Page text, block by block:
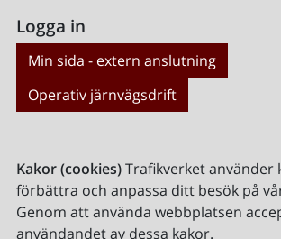
Logga in
Min sida - extern anslutning
Operativ järnvägsdrift
Kakor (cookies)Trafikverket använder
förbättra och anpassa ditt besök på
Genom att använda webbplatsen
användandet av dessa kakor.